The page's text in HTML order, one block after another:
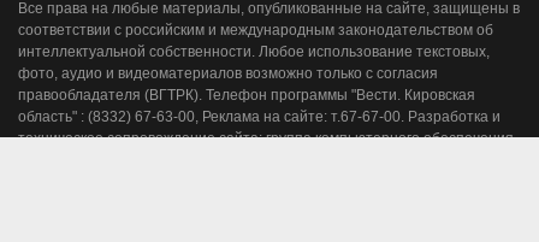
Все права на любые материалы, опубликованные на сайте, защищены в
соответствии с российским и международным законодательством об
интеллектуальной собственности. Любое использование текстовых,
фото, аудио и видеоматериалов возможно только с согласия
правообладателя (ВГТРК). Телефон программы "Вести. Кировская
область" : (8332) 67-63-00, Реклама на сайте: т.67-67-00. Разработка и
техническое сопровождение сайта: группа компьютерного обеспечения